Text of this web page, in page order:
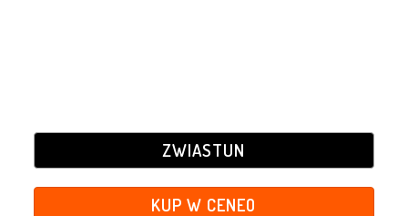
ZWIASTUN
KUP W CENEO